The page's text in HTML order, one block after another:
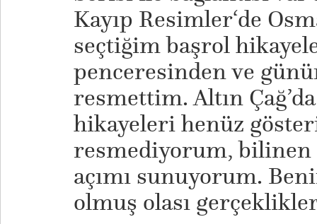
Kayıp Resimler‘de
seçtiğim başrol
penceresinden ve
resmettim. Altın
hikayeleri henüz
resmediyorum, bilinen
açımı sunuyorum.
olmuş olası